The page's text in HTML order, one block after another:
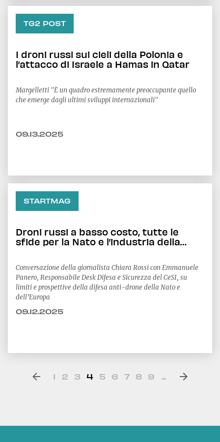
TG2 POST
I droni russi sui cieli della Polonia e
l’attacco di Israele a Hamas in Qatar
Margelletti "È un quadro estremamente preoccupante quello
che emerge dagli ultimi sviluppi internazionali"
09.13.2025
STARTMAG
Droni russi a basso costo, tutte le
sfide per la Nato e l’industria della
Conversazione della giornalista Chiara Rossi con Emmanuele
Panero, Responsabile Desk Difesa e Sicurezza del CeSI, su
limiti e prospettive della difesa anti-drone della Nato e
dell’Europa
09.12.2025
1 2 3 4 5 6 7 8 9 ...